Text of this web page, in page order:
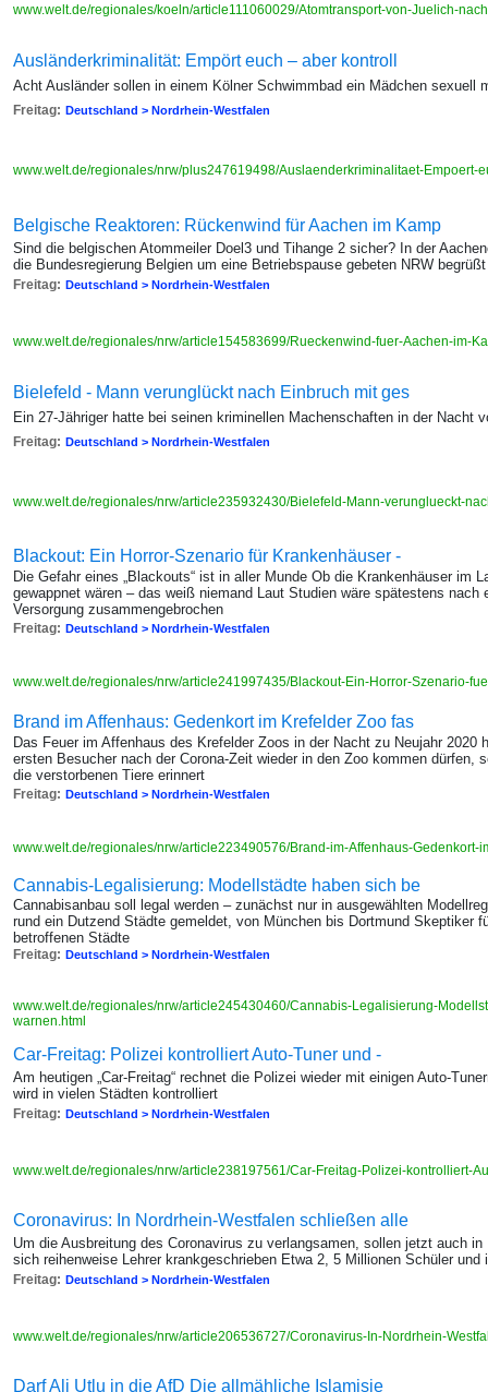
www.welt.de/regionales/koeln/article111060029/Atomtransport-von-Juelich-
Ausländerkriminalität: Empört euch – aber kontroll
Acht Ausländer sollen in einem Kölner Schwimmbad ein Mädchen sexuell
Freitag: Deutschland > Nordrhein-Westfalen
www.welt.de/regionales/nrw/plus247619498/Auslaenderkriminalitaet-Empoert-
Belgische Reaktoren: Rückenwind für Aachen im Kamp
Sind die belgischen Atommeiler Doel3 und Tihange 2 sicher? In der
die Bundesregierung Belgien um eine Betriebspause gebeten NRW
Freitag: Deutschland > Nordrhein-Westfalen
www.welt.de/regionales/nrw/article154583699/Rueckenwind-fuer-Aachen-im-
Bielefeld - Mann verunglückt nach Einbruch mit ges
Ein 27-Jähriger hatte bei seinen kriminellen Machenschaften in der Nacht
Freitag: Deutschland > Nordrhein-Westfalen
www.welt.de/regionales/nrw/article235932430/Bielefeld-Mann-verunglueckt-
Blackout: Ein Horror-Szenario für Krankenhäuser -
Die Gefahr eines „Blackouts“ ist in aller Munde Ob die Krankenhäuser im
gewappnet wären – das weiß niemand Laut Studien wäre spätestens
Versorgung zusammengebrochen
Freitag: Deutschland > Nordrhein-Westfalen
www.welt.de/regionales/nrw/article241997435/Blackout-Ein-Horror-Szenario-
Brand im Affenhaus: Gedenkort im Krefelder Zoo fas
Das Feuer im Affenhaus des Krefelder Zoos in der Nacht zu Neujahr
ersten Besucher nach der Corona-Zeit wieder in den Zoo kommen dürfen,
die verstorbenen Tiere erinnert
Freitag: Deutschland > Nordrhein-Westfalen
www.welt.de/regionales/nrw/article223490576/Brand-im-Affenhaus-Gedenkort-
Cannabis-Legalisierung: Modellstädte haben sich be
Cannabisanbau soll legal werden – zunächst nur in ausgewählten
rund ein Dutzend Städte gemeldet, von München bis Dortmund Skeptiker
betroffenen Städte
Freitag: Deutschland > Nordrhein-Westfalen
www.welt.de/regionales/nrw/article245430460/Cannabis-Legalisierung-
warnen.html
Car-Freitag: Polizei kontrolliert Auto-Tuner und -
Am heutigen „Car-Freitag“ rechnet die Polizei wieder mit einigen Auto-
wird in vielen Städten kontrolliert
Freitag: Deutschland > Nordrhein-Westfalen
www.welt.de/regionales/nrw/article238197561/Car-Freitag-Polizei-kontrolliert-
Coronavirus: In Nordrhein-Westfalen schließen alle
Um die Ausbreitung des Coronavirus zu verlangsamen, sollen jetzt auch
sich reihenweise Lehrer krankgeschrieben Etwa 2, 5 Millionen Schüler und
Freitag: Deutschland > Nordrhein-Westfalen
www.welt.de/regionales/nrw/article206536727/Coronavirus-In-Nordrhein-
Darf Ali Utlu in die AfD Die allmähliche Islamisie